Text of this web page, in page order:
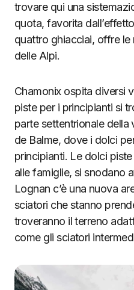
trovare qui una
quota, favorita
quattro ghiacciai, offre
delle Alpi.
Chamonix ospita diversi
piste per i principianti si
parte settentrionale della
de Balme, dove i dolci
principianti. Le dolci
alle famiglie, si snodano
Lognan c’è una nuova
sciatori che stanno
troveranno il terreno
come gli sciatori